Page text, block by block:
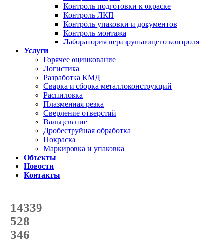
Контроль подготовки к окраске
Контроль ЛКП
Контроль упаковки и документов
Контроль монтажа
Лаборатория неразрушающего контроля
Услуги
Горячее оцинкование
Логистика
Разработка КМД
Сварка и сборка металлоконструкций
Распиловка
Плазменная резка
Сверление отверстий
Вальцевание
Дробеструйная обработка
Покраска
Маркировка и упаковка
Объекты
Новости
Контакты
14339
с начала года
528
с начала месяца
346
с начала недели